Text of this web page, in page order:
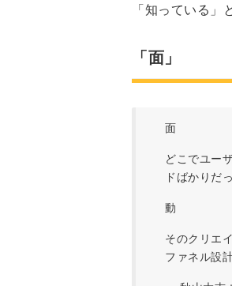
「知っている」
「面」
面
どこでユー
ドばかりだ
動
そのクリエ
ファネル設